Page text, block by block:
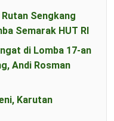
Sengkang
Semarak HUT RI
di Lomba 17-an
Andi Rosman
Karutan